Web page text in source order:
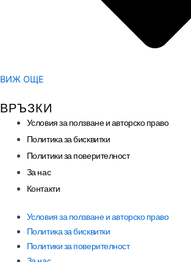
ВИЖ ОЩЕ
ВРЪЗКИ
Условия за ползване и авторско право
Политика за бисквитки
Политики за поверителност
За нас
Контакти
Условия за ползване и авторско право
Политика за бисквитки
Политики за поверителност